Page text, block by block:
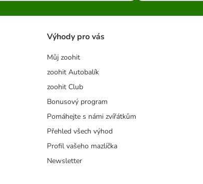
Výhody pro vás
Můj zoohit
zoohit Autobalík
zoohit Club
Bonusový program
Pomáhejte s námi zvířátkům
Přehled všech výhod
Profil vašeho mazlíčka
Newsletter